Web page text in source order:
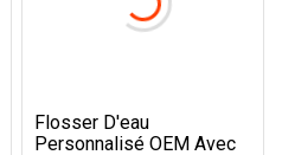
Flosser D'eau
Personnalisé OEM Avec